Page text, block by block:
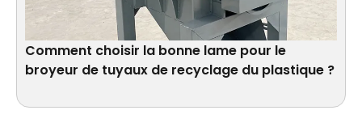
Comment choisir la bonne lame pour le
broyeur de tuyaux de recyclage du plastique ?